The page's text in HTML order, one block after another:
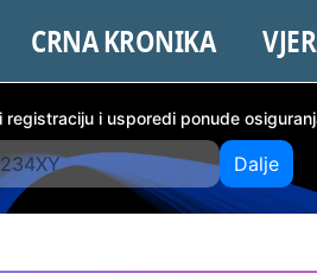
CRNA KRONIKA
registraciju i usporedi ponude
Dalje